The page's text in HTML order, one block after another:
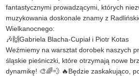
fantastycznymi prowadzącymi, których
muzykowania doskonale znamy z
Wielkanocnego:
🎶🙌Gabriela Blacha-Cupiał i Piotr Kotas
Weźmiemy na warsztat dorobek naszych
śląskie pieśniczki, które otrzymają nowe
dynamikę! 🎨🌈💨 🔥Będzie zaskakująco,